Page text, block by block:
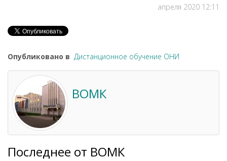
апреля 2020 12:11
Опубликовано в Дистанционное обучение ОНИ
ВОМК
Последнее от ВОМК